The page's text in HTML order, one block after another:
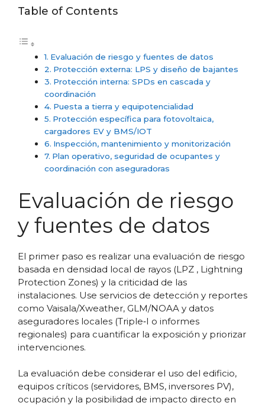
Table of Contents
Evaluación de riesgo y fuentes de datos
Protección externa: LPS y diseño de bajantes
Protección interna: SPDs en cascada y
coordinación
Puesta a tierra y equipotencialidad
Protección específica para fotovoltaica,
cargadores EV y BMS/IOT
Inspección, mantenimiento y monitorización
Plan operativo, seguridad de ocupantes y
coordinación con aseguradoras
Evaluación de riesgo
y fuentes de datos
El primer paso es realizar una evaluación de riesgo
basada en densidad local de rayos (LPZ , Lightning
Protection Zones) y la criticidad de las
instalaciones. Use servicios de detección y reportes
como Vaisala/Xweather, GLM/NOAA y datos
aseguradores locales (Triple‑I o informes
regionales) para cuantificar la exposición y priorizar
intervenciones.
La evaluación debe considerar el uso del edificio,
equipos críticos (servidores, BMS, inversores PV),
ocupación y la posibilidad de impacto directo en